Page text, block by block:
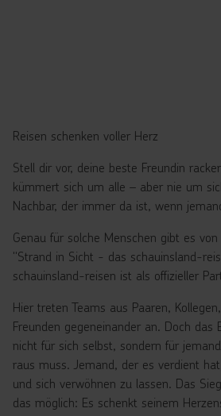
Reisen schenken voller Herz
Stell dir vor, deine beste Freundin
kümmert sich um alle – aber nie um
Nachbar, der immer da ist, wenn
Genau für solche Menschen gibt es von
"Strand in Sicht - das schauinsland-
schauinsland-reisen ist als offizieller
Hier treten Teams aus Paaren,
Freunden gegeneinander an. Doch das
nicht für sich selbst, sondern für
raus muss. Jemand, der es verdient
und sich verwöhnen zu lassen. Das
das möglich: Es schenkt seinem